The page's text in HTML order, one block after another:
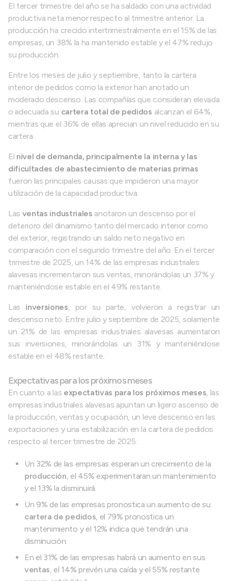
El tercer trimestre del año se ha saldado con una actividad
productiva neta menor respecto al trimestre anterior. La
producción ha crecido intertrimestralmente en el 15% de las
empresas, un 38% la ha mantenido estable y el 47% redujo
su producción.
Entre los meses de julio y septiembre, tanto la cartera
interior de pedidos como la exterior han anotado un
moderado descenso. Las compañías que consideran elevada
o adecuada su cartera total de pedidos alcanzan el 64%,
mientras que el 36% de ellas aprecian un nivel reducido en su
cartera.
El nivel de demanda, principalmente la interna y las
dificultades de abastecimiento de materias primas
fueron las principales causas que impidieron una mayor
utilización de la capacidad productiva.
Las ventas industriales anotaron un descenso por el
deterioro del dinamismo tanto del mercado interior como
del exterior, registrando un saldo neto negativo en
comparación con el segundo trimestre del año. En el tercer
trimestre de 2025, un 14% de las empresas industriales
alavesas incrementaron sus ventas, minorándolas un 37% y
manteniéndose estable en el 49% restante.
Las inversiones , por su parte, volvieron a registrar un
descenso neto. Entre julio y septiembre de 2025, solamente
un 21% de las empresas industriales alavesas aumentaron
sus inversiones, minorándolas un 31% y manteniéndose
estable en el 48% restante.
Expectativas para los próximos meses
En cuanto a las expectativas para los próximos meses , las
empresas industriales alavesas apuntan un ligero ascenso de
la producción, ventas y ocupación, un leve descenso en las
exportaciones y una estabilización en la cartera de pedidos
respecto al tercer trimestre de 2025:
Un 32% de las empresas esperan un crecimiento de la
producción , el 45% experimentaran un mantenimiento
y el 13% la disminuirá.
Un 9% de las empresas pronostica un aumento de su
cartera de pedidos , el 79% pronostica un
mantenimiento y el 12% indica que tendrán una
disminución.
En el 31% de las empresas habrá un aumento en sus
ventas , el 14% prevén una caída y el 55% restante